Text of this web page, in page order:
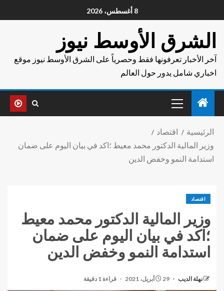
8 أغسطس، 2026
الشرق الأوسط نيوز
آخر الأخبار تعرفونها فقط وحصرياً على الشرق الأوسط نيوز موقع
اخباري شامل يدور حول العالم
الرئيسية
اقتصاد
وزير المالية الدكتور محمد معيط ؛اكد في بيان اليوم على ضمان
استدامة النمو وخفض الدين
اقتصاد
وزير المالية الدكتور محمد معيط
؛اكد في بيان اليوم على ضمان
استدامة النمو وخفض الدين
نهلة الديب 29 أبريل، 2021 قراءة 1 دقيقة